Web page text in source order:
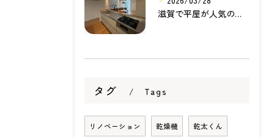
滋賀で平屋が人気の理由とは？暮らしやすさ・家事動線・将来性から考える家づくり
タグ Tags
リノベーション 乾燥機 乾太くん